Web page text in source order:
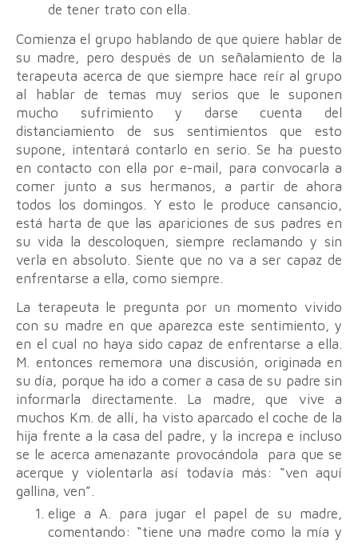
de tener trato con ella.
Comienza el grupo hablando de que quiere hablar de
su madre, pero después de un señalamiento de la
terapeuta acerca de que siempre hace reír al grupo
al hablar de temas muy serios que le suponen
mucho sufrimiento y darse cuenta del
distanciamiento de sus sentimientos que esto
supone, intentará contarlo en serio. Se ha puesto
en contacto con ella por e-mail, para convocarla a
comer junto a sus hermanos, a partir de ahora
todos los domingos. Y esto le produce cansancio,
está harta de que las apariciones de sus padres en
su vida la descoloquen, siempre reclamando y sin
verla en absoluto. Siente que no va a ser capaz de
enfrentarse a ella, como siempre.
La terapeuta le pregunta por un momento vivido
con su madre en que aparezca este sentimiento, y
en el cual no haya sido capaz de enfrentarse a ella.
M. entonces rememora una discusión, originada en
su día, porque ha ido a comer a casa de su padre sin
informarla directamente. La madre, que vive a
muchos Km. de allí, ha visto aparcado el coche de la
hija frente a la casa del padre, y la increpa e incluso
se le acerca amenazante provocándola para que se
acerque y violentarla así todavía más: “ven aquí
gallina, ven”.
elige a A. para jugar el papel de su madre,
comentando: “tiene una madre como la mía y